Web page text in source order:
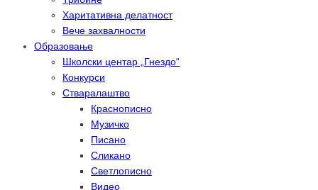
Харитативна делатност
Вече захвалности
Образовање
Школски центар „Гнездо“
Конкурси
Стваралаштво
Краснописно
Музичко
Писано
Сликано
Светлописно
Видео